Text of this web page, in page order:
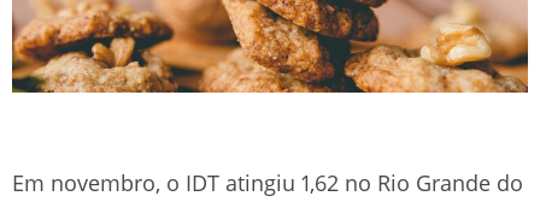
Em novembro, o IDT atingiu 1,62 no Rio Grande do